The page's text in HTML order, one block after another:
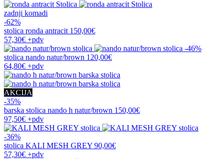
zadnji komadi
-62%
stolica ronda antracit 150,00€
57,30€ +pdv
-46%
stolica nando natur/brown 120,00€
64,80€ +pdv
AKCIJA
-35%
barska stolica nando h natur/brown 150,00€
97,50€ +pdv
-36%
stolica KALI MESH GREY 90,00€
57,30€ +pdv